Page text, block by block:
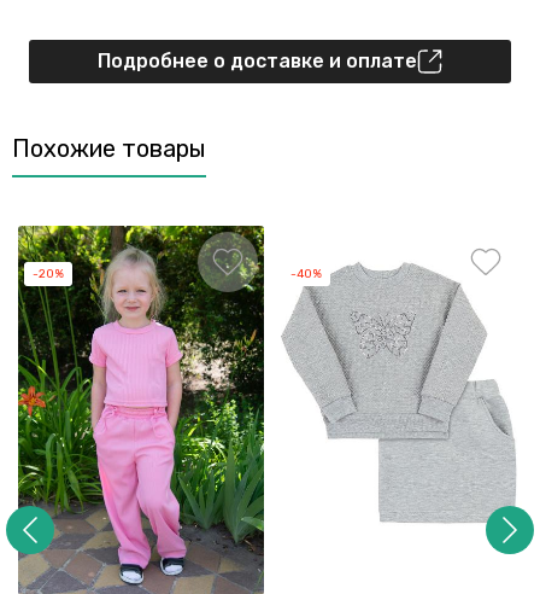
Подробнее о доставке и оплате
Похожие товары
-20% -40%